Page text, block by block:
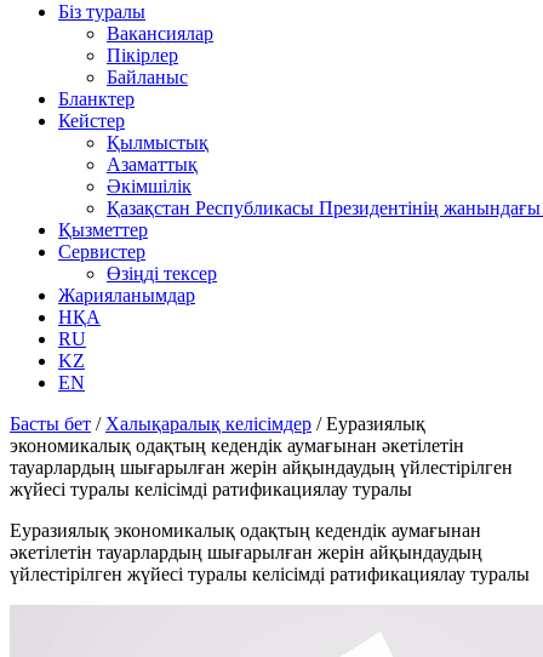
Біз туралы
Вакансиялар
Пікірлер
Байланыс
Бланктер
Кейстер
Қылмыстық
Азаматтық
Әкімшілік
Қазақстан Республикасы Президентінің
Қызметтер
Сервистер
Өзіңді тексер
Жарияланымдар
НҚА
RU
KZ
EN
Басты бет / Халықаралық келісімдер /Еуразиялық
экономикалық одақтың кедендік аумағынан әкетілетін
тауарлардың шығарылған жерін айқындаудың үйлестірілген
жүйесі туралы келісімді ратификациялау туралы
Еуразиялық экономикалық одақтың кедендік аумағынан
әкетілетін тауарлардың шығарылған жерін айқындаудың
үйлестірілген жүйесі туралы келісімді ратификациялау туралы